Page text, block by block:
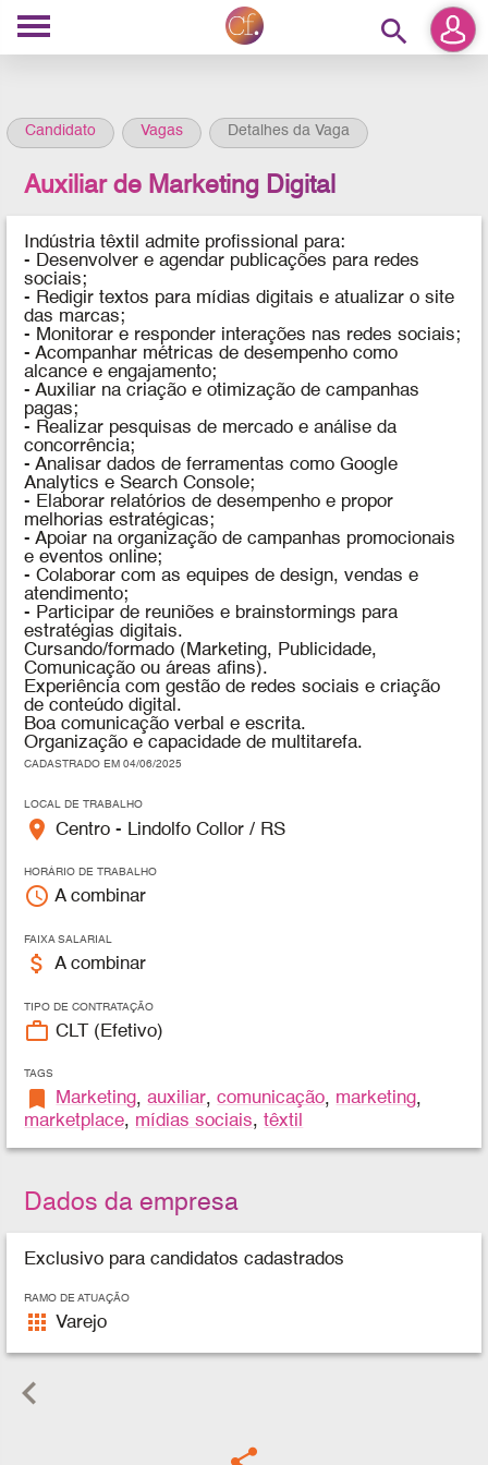
search
Candidato Vagas Detalhes da Vaga
Auxiliar de Marketing Digital
Indústria têxtil admite profissional para:
- Desenvolver e agendar publicações para redes
sociais;
- Redigir textos para mídias digitais e atualizar o site
das marcas;
- Monitorar e responder interações nas redes sociais;
- Acompanhar métricas de desempenho como
alcance e engajamento;
- Auxiliar na criação e otimização de campanhas
pagas;
- Realizar pesquisas de mercado e análise da
concorrência;
- Analisar dados de ferramentas como Google
Analytics e Search Console;
- Elaborar relatórios de desempenho e propor
melhorias estratégicas;
- Apoiar na organização de campanhas promocionais
e eventos online;
- Colaborar com as equipes de design, vendas e
atendimento;
- Participar de reuniões e brainstormings para
estratégias digitais.
Cursando/formado (Marketing, Publicidade,
Comunicação ou áreas afins).
Experiência com gestão de redes sociais e criação
de conteúdo digital.
Boa comunicação verbal e escrita.
Organização e capacidade de multitarefa.
CADASTRADO EM 04/06/2025
LOCAL DE TRABALHO
place Centro - Lindolfo Collor / RS
HORÁRIO DE TRABALHO
access_time A combinar
FAIXA SALARIAL
attach_money A combinar
TIPO DE CONTRATAÇÃO
work_outline CLT (Efetivo)
TAGS
bookmark Marketing,auxiliar,comunicação, marketing,
marketplace, mídias sociais,têxtil
Dados da empresa
Exclusivo para candidatos cadastrados
RAMO DE ATUAÇÃO
apps Varejo
keyboard_arrow_left